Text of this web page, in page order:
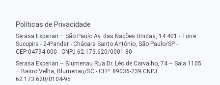
Políticas de Privacidade
Serasa Experian – São Paulo Av. das Nações Unidas, 14.401 - Torre
Sucupira - 24ºandar - Chácara Santo Antônio, São Paulo/SP -
CEP:04794-000 - CNPJ 62.173.620/0001-80
Serasa Experian – Blumenau Rua Dr. Léo de Carvalho, 74 – Sala 1105
– Bairro Velha, Blumenau/SC - CEP: 89036-239 CNPJ
62.173.620/0104-95